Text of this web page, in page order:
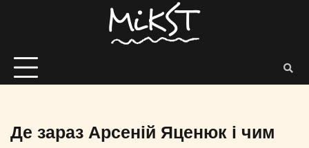
Де зараз Арсеній Яценюк і чим